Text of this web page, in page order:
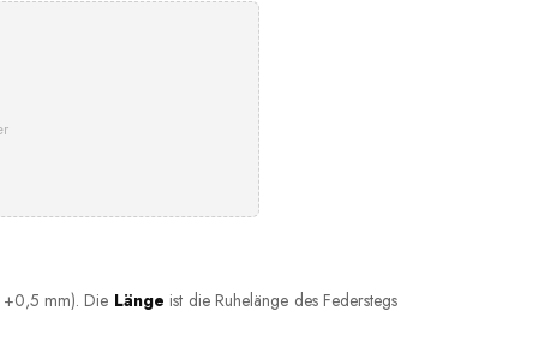
+0,5 mm). Die Länge ist die Ruhelänge des Federstegs